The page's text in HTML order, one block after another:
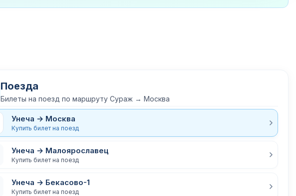
Поезда
Билеты на поезд по маршруту Сураж → Москва
Унеча → Москва
Купить билет на поезд
Унеча → Малоярославец
Купить билет на поезд
Унеча → Бекасово-1
Купить билет на поезд